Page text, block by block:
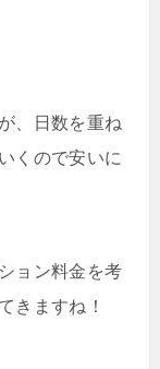
、日数を重ね
くので安いに
ョン料金を考
きますね！